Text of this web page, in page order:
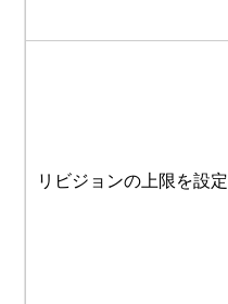
リビジョンの上限を設定